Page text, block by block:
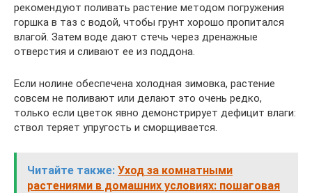
рекомендуют поливать растение методом погружения
горшка в таз с водой, чтобы грунт хорошо пропитался
влагой. Затем воде дают стечь через дренажные
отверстия и сливают ее из поддона.
Если нолине обеспечена холодная зимовка, растение
совсем не поливают или делают это очень редко,
только если цветок явно демонстрирует дефицит влаги:
ствол теряет упругость и сморщивается.
Читайте также: Уход за комнатными
растениями в домашних условиях: пошаговая